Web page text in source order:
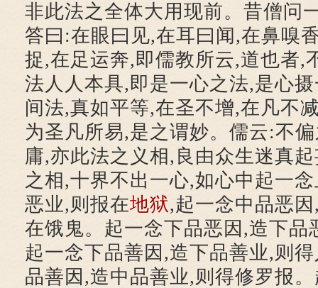
非此法之全体大用现前。昔僧问
答曰:在眼曰见,在耳曰闻,在鼻嗅
捉,在足运奔,即儒教所云,道也者,
法人人本具,即是一心之法,是心
间法,真如平等,在圣不增,在凡不
为圣凡所易,是之谓妙。儒云:不
庸,亦此法之义相,良由众生迷真
之相,十界不出一心,如心中起一
恶业,则报在地狱,起一念中品恶
在饿鬼。起一念下品恶因,造下品
起一念下品善因,造下品善业,则
品善因,造中品善业,则得修罗报